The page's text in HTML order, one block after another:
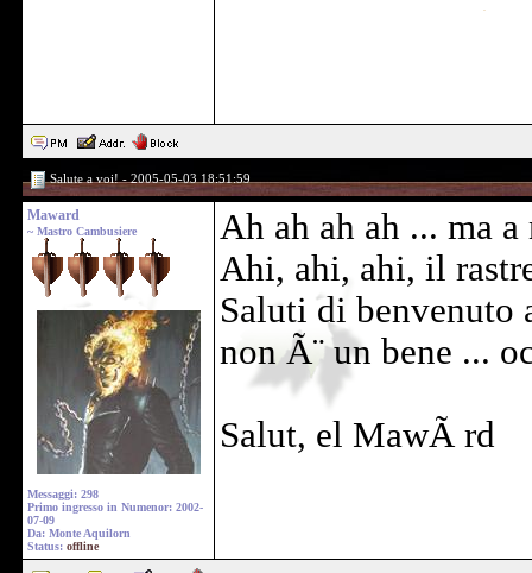
Salute a voi! - 2005-05-03 18:51:59
Maward
~ Mastro Cambusiere
Messaggi: 298
Primo ingresso in Numenor: 2002-
07-09
Da: Monte Aquilorn
Status: offline
Ah ah ah ah ... ma
Ahi, ahi, ahi, il
Saluti di benvenuto
non Ã¨ un bene ...
Salut, el MawÃ rd